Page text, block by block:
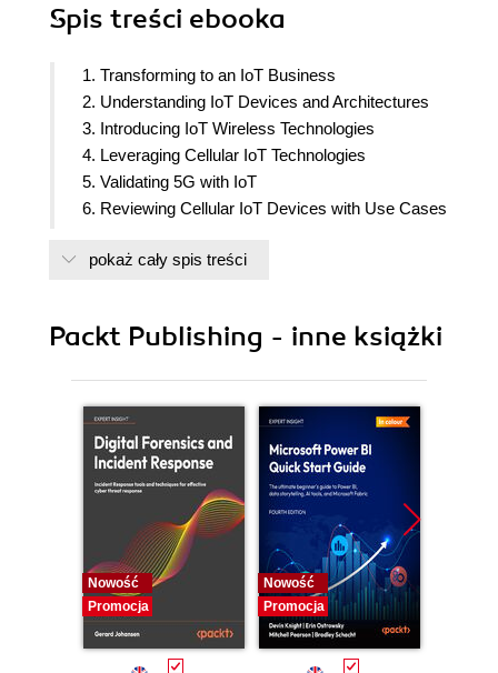
Spis treści ebooka
1. Transforming to an IoT Business
2. Understanding IoT Devices and Architectures
3. Introducing IoT Wireless Technologies
4. Leveraging Cellular IoT Technologies
5. Validating 5G with IoT
6. Reviewing Cellular IoT Devices with Use Cases
8. Implementing an IoT Solution with Case Studies
pokaż cały spis treści
Packt Publishing - inne książki
Nowość
Promocja
Nowość
Promocja